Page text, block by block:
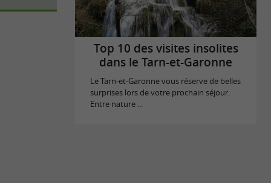
Top 10 des visites insolites
dans le Tarn-et-Garonne
Le Tarn-et-Garonne vous réserve de belles
surprises lors de votre prochain séjour.
Entre nature ...